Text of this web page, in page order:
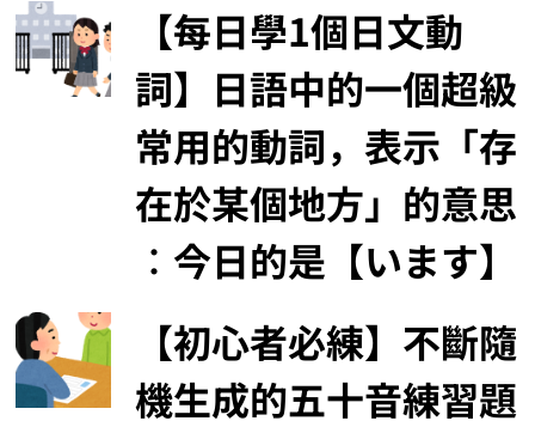
【每日學1個日文動
詞】日語中的一個超級
常用的動詞，表示「存
在於某個地方」的意思
︰今日的是【います】
【初心者必練】不斷隨
機生成的五十音練習題